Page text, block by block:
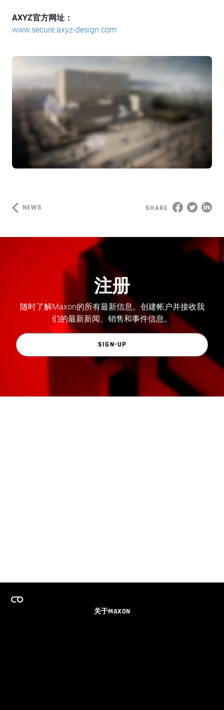
AXYZ官方网址：
www.secure.axyz-design.com
NEWS SHARE
注册
随时了解Maxon的所有最新信息。创建帐户并接收我
们的最新新闻、销售和事件信息。
SIGN-UP
关于MAXON